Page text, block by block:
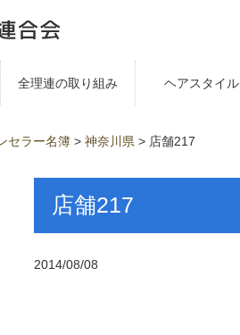
全理連の取り組み ヘアスタイル
セラー名簿 > 神奈川県 > 店舗217
店舗217
2014/08/08